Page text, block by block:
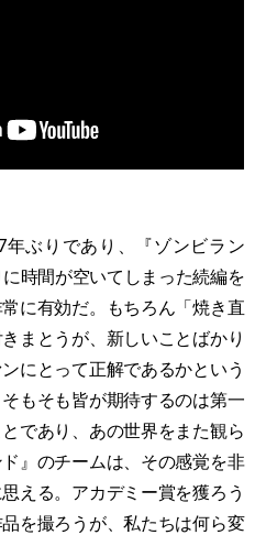
ぶりであり、『ゾンビラン
時間が空いてしまった続編を
に有効だ。もちろん「焼き直
まとうが、新しいことばかり
にとって正解であるかという
もそも皆が期待するのは第一
であり、あの世界をまた観ら
』のチームは、その感覚を非
える。アカデミー賞を獲ろう
を撮ろうが、私たちは何ら変